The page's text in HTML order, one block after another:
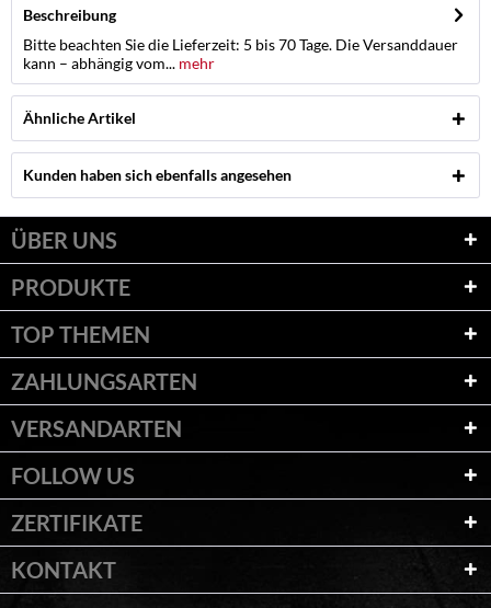
Beschreibung
Bitte beachten Sie die Lieferzeit: 5 bis 70 Tage. Die Versanddauer
kann – abhängig vom... mehr
Ähnliche Artikel
Kunden haben sich ebenfalls angesehen
ÜBER UNS
PRODUKTE
TOP THEMEN
ZAHLUNGSARTEN
VERSANDARTEN
FOLLOW US
ZERTIFIKATE
KONTAKT